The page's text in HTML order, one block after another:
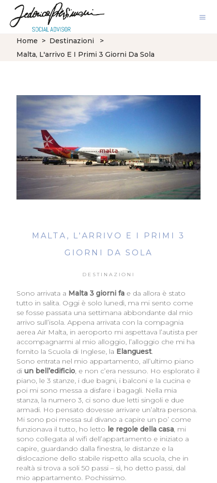
Home > Destinazioni
>
Malta, L'arrivo E I Primi 3 Giorni Da Sola
MALTA, L'ARRIVO E I PRIMI 3
GIORNI DA SOLA
DESTINAZIONI
Sono arrivata a Malta 3 giorni fae da allora è stato
tutto in salita. Oggi è solo lunedì, ma mi sento come
se fosse passata una settimana abbondante dal mio
arrivo sull’isola. Appena arrivata con la compagnia
aerea Air Malta, in aeroporto mi aspettava l’autista per
accompagnarmi al mio alloggio, l’alloggio che mi ha
fornito la Scuola di Inglese, la Elanguest.
Sono entrata nel mio appartamento, all’ultimo piano
di un bell’edificio, e non c’era nessuno. Ho esplorato il
piano, le 3 stanze, i due bagni, i balconi e la cucina e
poi mi sono messa a disfare i bagagli. Nella mia
stanza, la numero 3, ci sono due letti singoli e due
armadi. Ho pensato dovesse arrivare un’altra persona.
Mi sono poi messa sul divano a capire un po’ come
funzionava il tutto, ho letto le regole della casa, mi
sono collegata al wifi dell’appartamento e iniziato a
capire, guardando dalla finestra, le distanze e la
dislocazione dello stabile rispetto alla scuola, che in
realtà si trova a soli 50 passi – sì, ho detto passi, dal
mio appartamento. Pochissimo.